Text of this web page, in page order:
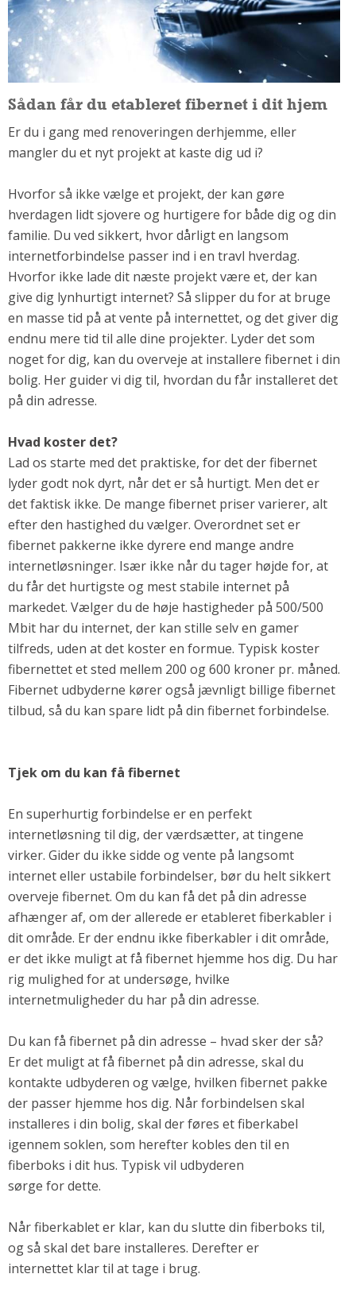
HANDYMAN
Tips Og Tricks
Kemi
Andet
Båd
GARTNER
Beplantning
Om Værktøj
RENGØRING
Rengøring Af Overflader
Pletleksikon
Sådan får du etableret fibernet i dit hjem
Er du i gang med renoveringen derhjemme, eller
mangler du et nyt projekt at kaste dig ud i?
Hvorfor så ikke vælge et projekt, der kan gøre
hverdagen lidt sjovere og hurtigere for både dig og din
familie. Du ved sikkert, hvor dårligt en langsom
internetforbindelse passer ind i en travl hverdag.
Hvorfor ikke lade dit næste projekt være et, der kan
give dig lynhurtigt internet? Så slipper du for at bruge
en masse tid på at vente på internettet, og det giver dig
endnu mere tid til alle dine projekter. Lyder det som
noget for dig, kan du overveje at installere fibernet i din
bolig. Her guider vi dig til, hvordan du får installeret det
på din adresse.
Hvad koster det?
Lad os starte med det praktiske, for det der fibernet
lyder godt nok dyrt, når det er så hurtigt. Men det er
det faktisk ikke. De mange fibernet priser varierer, alt
efter den hastighed du vælger. Overordnet set er
fibernet pakkerne ikke dyrere end mange andre
internetløsninger. Især ikke når du tager højde for, at
du får det hurtigste og mest stabile internet på
markedet. Vælger du de høje hastigheder på 500/500
Mbit har du internet, der kan stille selv en gamer
tilfreds, uden at det koster en formue. Typisk koster
fibernettet et sted mellem 200 og 600 kroner pr. måned.
Fibernet udbyderne kører også jævnligt billige fibernet
tilbud, så du kan spare lidt på din fibernet forbindelse.
Tjek om du kan få fibernet
En superhurtig forbindelse er en perfekt
internetløsning til dig, der værdsætter, at tingene
virker. Gider du ikke sidde og vente på langsomt
internet eller ustabile forbindelser, bør du helt sikkert
overveje fibernet. Om du kan få det på din adresse
afhænger af, om der allerede er etableret fiberkabler i
dit område. Er der endnu ikke fiberkabler i dit område,
er det ikke muligt at få fibernet hjemme hos dig. Du har
rig mulighed for at undersøge, hvilke
internetmuligheder du har på din adresse.
Du kan få fibernet på din adresse – hvad sker der så?
Er det muligt at få fibernet på din adresse, skal du
kontakte udbyderen og vælge, hvilken fibernet pakke
der passer hjemme hos dig. Når forbindelsen skal
installeres i din bolig, skal der føres et fiberkabel
igennem soklen, som herefter kobles den til en
fiberboks i dit hus. Typisk vil udbyderen
sørge for dette.
Når fiberkablet er klar, kan du slutte din fiberboks til,
og så skal det bare installeres. Derefter er
internettet klar til at tage i brug.